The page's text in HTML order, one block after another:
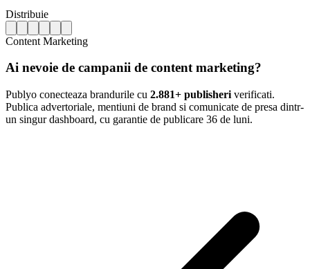
Distribuie
Content Marketing
Ai nevoie de campanii de content marketing?
Publyo conecteaza brandurile cu 2.881+ publisheri verificati.
Publica advertoriale, mentiuni de brand si comunicate de presa dintr-
un singur dashboard, cu garantie de publicare 36 de luni.